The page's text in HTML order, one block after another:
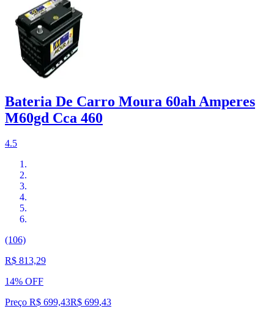
Bateria De Carro Moura 60ah Amperes
M60gd Cca 460
4.5
(106)
R$ 813,29
14% OFF
Preço R$ 699,43R$ 699,43